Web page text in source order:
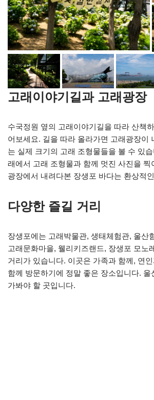
고래이야기길과 고래광장
수국정원 옆의 고래이야기길을 따라 산책
어보세요. 길을 따라 올라가면 고래광장이
는 실제 크기의 고래 조형물들을 볼 수 있
래에서 고래 조형물과 함께 멋진 사진을 찍
광장에서 내려다본 장생포 바다는 환상적
다양한 즐길 거리
장생포에는 고래박물관, 생태체험관, 울산
고래문화마을, 웰리키즈랜드, 장생포 모노
거리가 있습니다. 이곳은 가족과 함께, 연
함께 방문하기에 정말 좋은 장소입니다. 울
가봐야 할 곳입니다.